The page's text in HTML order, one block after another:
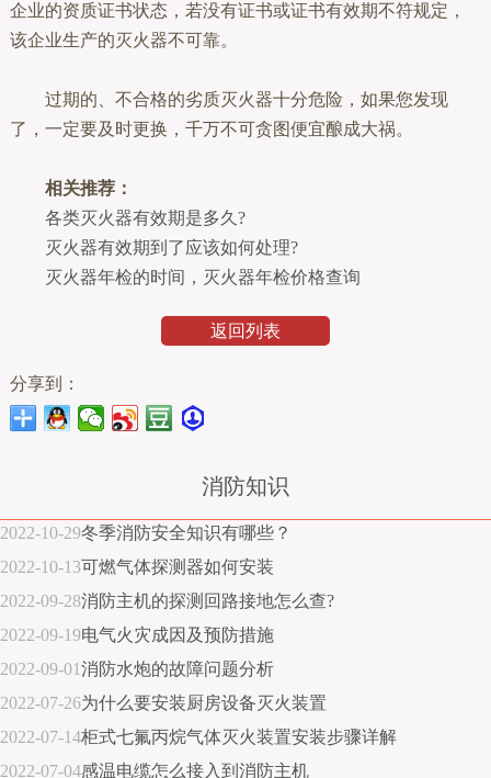
企业的资质证书状态，若没有证书或证书有效期不符规定，
该企业生产的灭火器不可靠。
过期的、不合格的劣质灭火器十分危险，如果您发现
了，一定要及时更换，千万不可贪图便宜酿成大祸。
相关推荐：
各类灭火器有效期是多久?
灭火器有效期到了应该如何处理?
灭火器年检的时间，灭火器年检价格查询
返回列表
分享到：
消防知识
2022-10-29冬季消防安全知识有哪些？
2022-10-13可燃气体探测器如何安装
2022-09-28消防主机的探测回路接地怎么查?
2022-09-19电气火灾成因及预防措施
2022-09-01消防水炮的故障问题分析
2022-07-26为什么要安装厨房设备灭火装置
2022-07-14柜式七氟丙烷气体灭火装置安装步骤详解
2022-07-04感温电缆怎么接入到消防主机